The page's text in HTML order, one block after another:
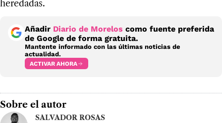
heredadas.
Añadir Diario de Morelos como fuente preferida
de Google de forma gratuita.
Mantente informado con las últimas noticias de
actualidad.
ACTIVAR AHORA
Sobre el autor
SALVADOR ROSAS